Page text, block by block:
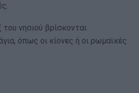
του νησιού βρίσκονται
όπως οι κίονες ή οι ρωμαϊκές